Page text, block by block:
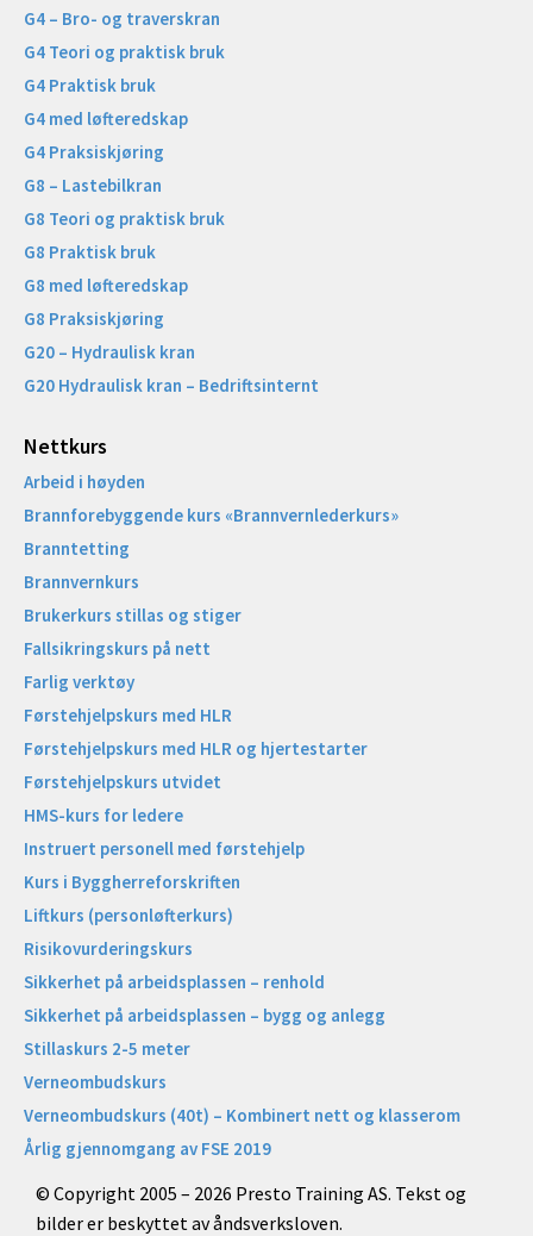
G4 – Bro- og traverskran
G4 Teori og praktisk bruk
G4 Praktisk bruk
G4 med løfteredskap
G4 Praksiskjøring
G8 – Lastebilkran
G8 Teori og praktisk bruk
G8 Praktisk bruk
G8 med løfteredskap
G8 Praksiskjøring
G20 – Hydraulisk kran
G20 Hydraulisk kran – Bedriftsinternt
Nettkurs
Arbeid i høyden
Brannforebyggende kurs «Brannvernlederkurs»
Branntetting
Brannvernkurs
Brukerkurs stillas og stiger
Fallsikringskurs på nett
Farlig verktøy
Førstehjelpskurs med HLR
Førstehjelpskurs med HLR og hjertestarter
Førstehjelpskurs utvidet
HMS-kurs for ledere
Instruert personell med førstehjelp
Kurs i Byggherreforskriften
Liftkurs (personløfterkurs)
Risikovurderingskurs
Sikkerhet på arbeidsplassen – renhold
Sikkerhet på arbeidsplassen – bygg og anlegg
Stillaskurs 2-5 meter
Verneombudskurs
Verneombudskurs (40t) – Kombinert nett og klasserom
Årlig gjennomgang av FSE 2019
© Copyright 2005 – 2026 Presto Training AS. Tekst og
bilder er beskyttet av åndsverksloven.